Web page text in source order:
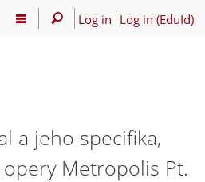
Log in Log in (EduId)
a jeho specifika,
Metropolis Pt.